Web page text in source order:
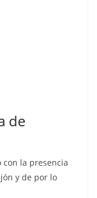
de
con la presencia
y de por lo